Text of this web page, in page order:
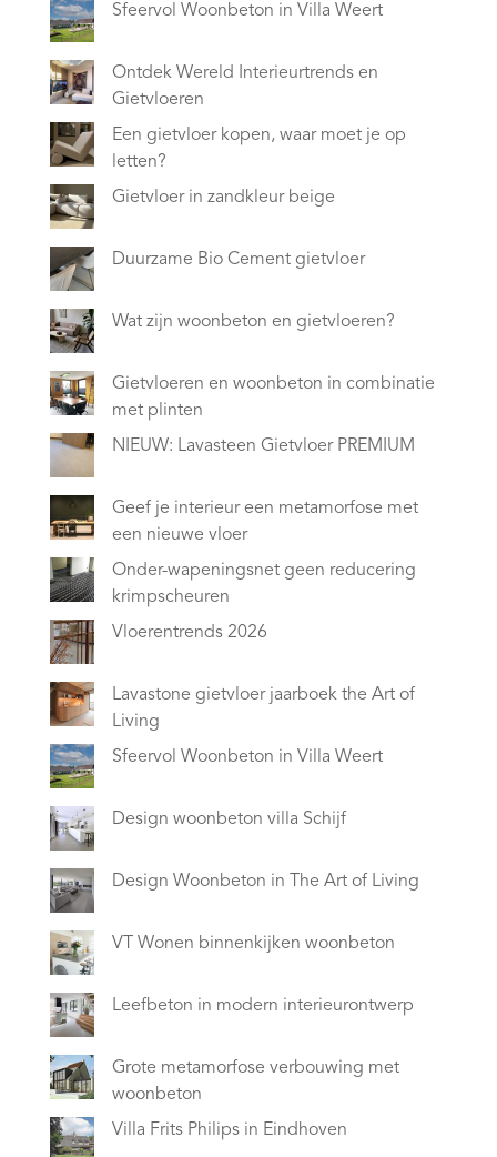
Sfeervol Woonbeton in Villa Weert
Ontdek Wereld Interieurtrends en
Gietvloeren
Een gietvloer kopen, waar moet je op
letten?
Gietvloer in zandkleur beige
Duurzame Bio Cement gietvloer
Wat zijn woonbeton en gietvloeren?
Gietvloeren en woonbeton in combinatie
met plinten
NIEUW: Lavasteen Gietvloer PREMIUM
Geef je interieur een metamorfose met
een nieuwe vloer
Onder-wapeningsnet geen reducering
krimpscheuren
Vloerentrends 2026
Lavastone gietvloer jaarboek the Art of
Living
Sfeervol Woonbeton in Villa Weert
Design woonbeton villa Schijf
Design Woonbeton in The Art of Living
VT Wonen binnenkijken woonbeton
Leefbeton in modern interieurontwerp
Grote metamorfose verbouwing met
woonbeton
Villa Frits Philips in Eindhoven